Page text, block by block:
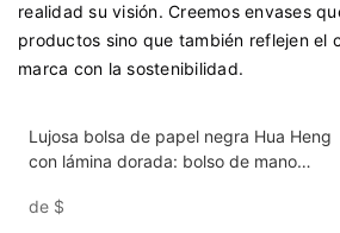
realidad su visión. Creemos envases
productos sino que también reflejen el
marca con la sostenibilidad.
Lujosa bolsa de papel negra Hua Heng
con lámina dorada: bolso de mano
Chanel
de $